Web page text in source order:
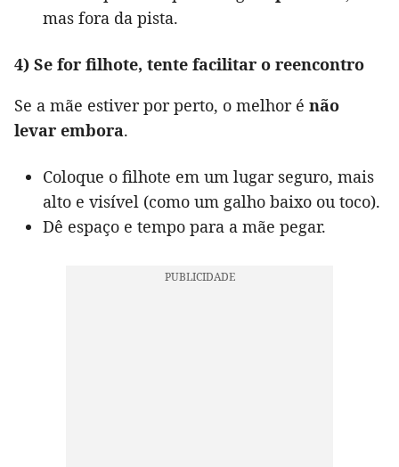
mas fora da pista.
4) Se for filhote, tente facilitar o reencontro
Se a mãe estiver por perto, o melhor é não
levar embora.
Coloque o filhote em um lugar seguro, mais
alto e visível (como um galho baixo ou toco).
Dê espaço e tempo para a mãe pegar.